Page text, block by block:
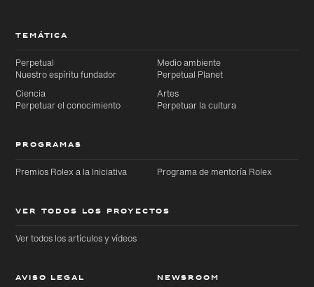
TEMÁTICA
Perpetual
Nuestro espíritu fundador
Medio ambiente
Perpetual Planet
Ciencia
Perpetuar el conocimiento
Artes
Perpetuar la cultura
PROGRAMAS
Premios Rolex a la Iniciativa Programa de mentoría Rolex
VER TODOS LOS PROYECTOS
Ver todos los artículos y vídeos
AVISO LEGAL NEWSROOM